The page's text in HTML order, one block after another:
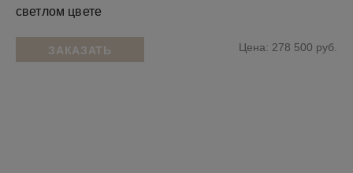
светлом цвете
ЗАКАЗАТЬ Цена: 278 500 руб.